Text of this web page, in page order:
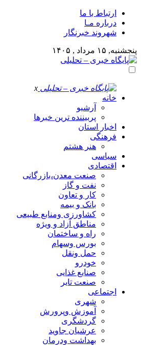
ارتباط با ما
درباره مـا
شهروند خبرنگار
پنجشنبه, ۱۵ مرداد , ۱۴۰۵
x
خانه
آرشیو
پربیننده ترین خبرها
اخبار استان
فرهنگی
هنر هشتم
سیاسی
اقتصادی
صنعت معدن،بازرگانی
نفت و گاز
کار و تعاون
بانک و بیمه
کشاورزی ومنابع طبیعی
مناطق آزاد و ویژه
راه و ساختمان
بورس وسهام
حمل ونقل
خودرو
صنایع غذایی
صنعت تایر
اجتماعی
شهری
آموزش وپرورش
گردشگری
عرشیان جاوید
بهداشت ودرمان